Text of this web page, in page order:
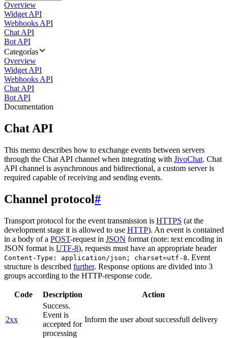
Overview
Widget API
Webhooks API
Chat API
Bot API
Categorías
Overview
Widget API
Webhooks API
Chat API
Bot API
Documentation
Chat API
This memo describes how to exchange events between servers
through the Chat API channel when integrating with JivoChat. Chat
API channel is asynchronous and bidirectional, a custom server is
required capable of receiving and sending events.
Channel protocol#
Transport protocol for the event transmission is HTTPS (at the
development stage it is allowed to use HTTP). An event is contained
in a body of a POST-request in JSON format (note: text encoding in
JSON format is UTF-8), requests must have an appropriate header
Content-Type: application/json; charset=utf-8. Event
structure is described further. Response options are divided into 3
groups according to the HTTP-response code.
Code Description Action
2xx
Success.
Event is
accepted for
processing
Inform the user about successfull delivery